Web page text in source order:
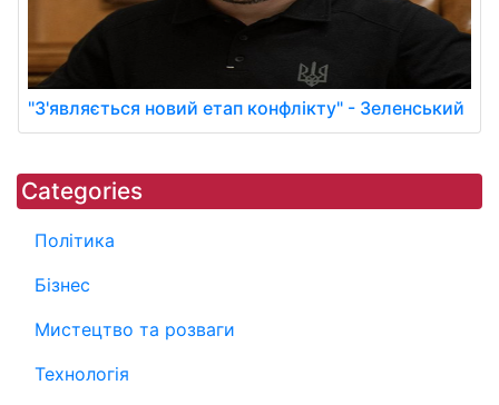
"З'являється новий етап конфлікту" - Зеленський
Categories
Політика
Бізнес
Мистецтво та розваги
Технологія